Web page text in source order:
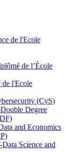
de l'Ecole
de l’École
de l'Ecole
(CyS)
Degree
and Economics
Science and